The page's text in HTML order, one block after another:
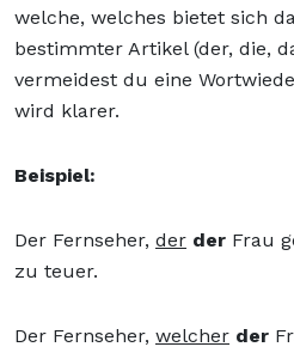
welche, welches bietet sich
bestimmter Artikel (der, die,
vermeidest du eine
wird klarer.
Beispiel:
Der Fernseher, der der Frau
zu teuer.
Der Fernseher, welcher der